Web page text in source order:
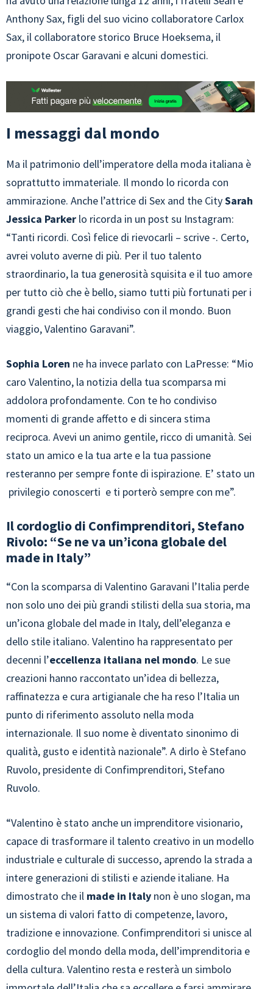
Anthony Sax, figli del suo vicino collaboratore Carlox
Sax, il collaboratore storico Bruce Hoeksema, il
pronipote Oscar Garavani e alcuni domestici.
I messaggi dal mondo
Ma il patrimonio dell’imperatore della moda italiana è
soprattutto immateriale. Il mondo lo ricorda con
ammirazione. Anche l’attrice di Sex and the CitySarah
Jessica Parker lo ricorda in un post su Instagram:
“Tanti ricordi. Così felice di rievocarli – scrive -. Certo,
avrei voluto averne di più. Per il tuo talento
straordinario, la tua generosità squisita e il tuo amore
per tutto ciò che è bello, siamo tutti più fortunati per i
grandi gesti che hai condiviso con il mondo. Buon
viaggio, Valentino Garavani”.
Sophia Loren ne ha invece parlato con LaPresse: “Mio
caro Valentino, la notizia della tua scomparsa mi
addolora profondamente. Con te ho condiviso
momenti di grande affetto e di sincera stima
reciproca. Avevi un animo gentile, ricco di umanità. Sei
stato un amico e la tua arte e la tua passione
resteranno per sempre fonte di ispirazione. E’ stato un
privilegio conoscerti e ti porterò sempre con me”.
Il cordoglio di Confimprenditori, Stefano
Rivolo: “Se ne va un’icona globale del
made in Italy”
“Con la scomparsa di Valentino Garavani l’Italia perde
non solo uno dei più grandi stilisti della sua storia, ma
un’icona globale del made in Italy, dell’eleganza e
dello stile italiano. Valentino ha rappresentato per
decenni l’eccellenza italiana nel mondo. Le sue
creazioni hanno raccontato un’idea di bellezza,
raffinatezza e cura artigianale che ha reso l’Italia un
punto di riferimento assoluto nella moda
internazionale. Il suo nome è diventato sinonimo di
qualità, gusto e identità nazionale”. A dirlo è Stefano
Ruvolo, presidente di Confimprenditori, Stefano
Ruvolo.
“Valentino è stato anche un imprenditore visionario,
capace di trasformare il talento creativo in un modello
industriale e culturale di successo, aprendo la strada a
intere generazioni di stilisti e aziende italiane. Ha
dimostrato che il made in Italy non è uno slogan, ma
un sistema di valori fatto di competenze, lavoro,
tradizione e innovazione. Confimprenditori si unisce al
cordoglio del mondo della moda, dell’imprenditoria e
della cultura. Valentino resta e resterà un simbolo